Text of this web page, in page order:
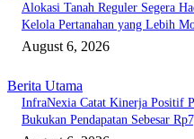
Alokasi Tanah Reguler Segera
Kelola Pertanahan yang Lebih
August 6, 2026
Berita Utama
InfraNexia Catat Kinerja Positif
Bukukan Pendapatan Sebesar